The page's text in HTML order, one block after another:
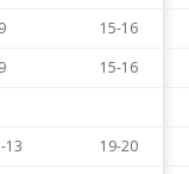
15-16
15-16
13
19-20